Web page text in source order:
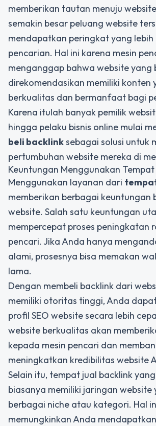
memberikan tautan menuju
semakin besar peluang website
mendapatkan peringkat yang lebih
pencarian. Hal ini karena mesin
menganggap bahwa website yang
direkomendasikan memiliki konten
berkualitas dan bermanfaat bagi
Karena itulah banyak pemilik
hingga pelaku bisnis online mulai
beli backlinksebagai solusi untuk
pertumbuhan website mereka di
Keuntungan Menggunakan
Menggunakan layanan dari
memberikan berbagai keuntungan
website. Salah satu keuntungan
mempercepat proses peningkatan
pencari. Jika Anda hanya
alami, prosesnya bisa memakan
lama.
Dengan membeli backlink dari
memiliki otoritas tinggi, Anda
profil SEO website secara lebih
website berkualitas akan
kepada mesin pencari dan
meningkatkan kredibilitas website
Selain itu, tempat jual backlink
biasanya memiliki jaringan website
berbagai niche atau kategori. Hal
memungkinkan Anda